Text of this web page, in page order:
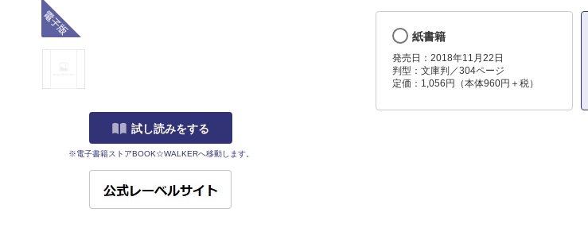
試し読みをする
※電子書籍ストアBOOK☆WALKERへ移動します。
紙書籍
発売日：2018年11月22日
判型：文庫判／304ページ
定価：1,056円（本体960円＋税）